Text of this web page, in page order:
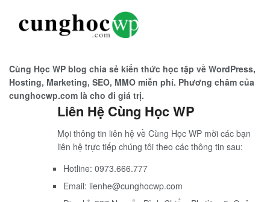
Cùng Học WP blog chia sẻ kiến thức học tập về WordPress,
Hosting, Marketing, SEO, MMO miễn phí. Phương châm của
cunghocwp.com là cho đi giá trị.
Liên Hệ Cùng Học WP
Mọi thông tin liên hệ về Cùng Học WP mời các bạn
liên hệ trực tiếp chúng tôi theo các thông tin sau:
Hotline: 0973.666.777
Email: lienhe@cunghocwp.com